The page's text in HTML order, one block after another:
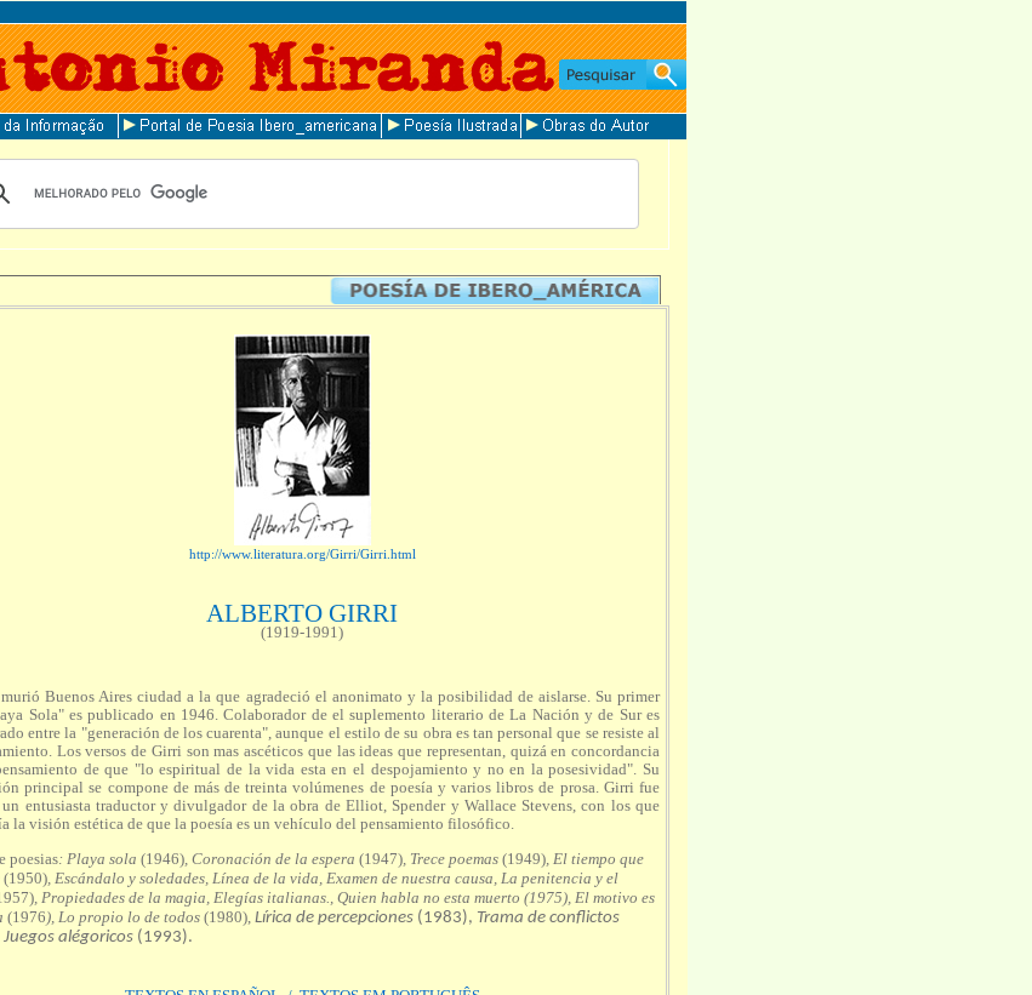
http://www.literatura.org/Girri/Girri.html
ALBERTO GIRRI
(1919-1991)
Buenos Aires ciudad a la que agradeció el anonimato y la posibilidad de aislarse. Su primer
Sola" es publicado en 1946. Colaborador de el suplemento literario de La Nación y de Sur es
entre la "generación de los cuarenta", aunque el estilo de su obra es tan personal que se resiste al
Los versos de Girri son mas ascéticos que las ideas que representan, quizá en concordancia
de que "lo espiritual de la vida esta en el despojamiento y no en la posesividad". Su
principal se compone de más de treinta volúmenes de poesía y varios libros de prosa. Girri fue
entusiasta traductor y divulgador de la obra de Elliot, Spender y Wallace Stevens, con los que
la visión estética de que la poesía es un vehículo del pensamiento filosófico.
poesias: Playa sola (1946) , Coronación de la espera (1947) , Trece poemas (1949) , El tiempo que
(1950) , Escándalo y soledades, Línea de la vida, Examen de nuestra causa, La penitencia y el
, Propiedades de la magia, Elegías italianas., Quien habla no esta muerto (1975), El motivo es
(1976), Lo propio lo de todos (1980), Lírica de percepciones (1983), Trama de conflictos
Juegos alégoricos (1993).